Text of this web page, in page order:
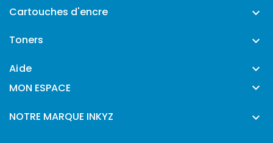
Cartouches d'encre 
Toners 
Aide 
MON ESPACE 
NOTRE MARQUE INKYZ 